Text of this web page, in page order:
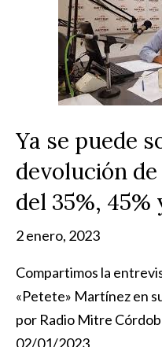
Ya se puede
devolución
del 35%, 45%
2 enero, 2023
Compartimos la
«Petete» Martínez en
por Radio Mitre
02/01/2023